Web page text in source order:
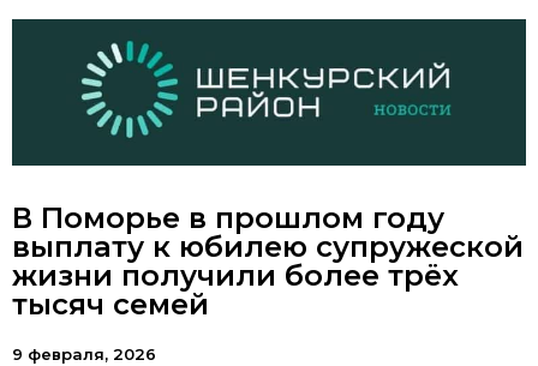
В Поморье в прошлом году
выплату к юбилею супружеской
жизни получили более трёх
тысяч семей
9 февраля, 2026